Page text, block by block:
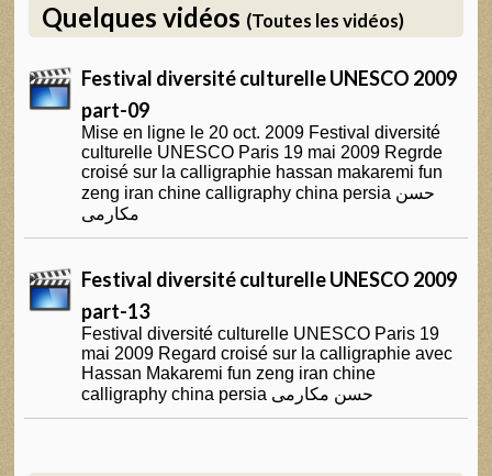
Quelques vidéos (Toutes les vidéos)
Festival diversité culturelle UNESCO 2009
part-09
Mise en ligne le 20 oct. 2009 Festival diversité
culturelle UNESCO Paris 19 mai 2009 Regrde
croisé sur la calligraphie hassan makaremi fun
zeng iran chine calligraphy china persia حسن
مکارمی
Festival diversité culturelle UNESCO 2009
part-13
Festival diversité culturelle UNESCO Paris 19
mai 2009 Regard croisé sur la calligraphie avec
Hassan Makaremi fun zeng iran chine
calligraphy china persia حسن مکارمی